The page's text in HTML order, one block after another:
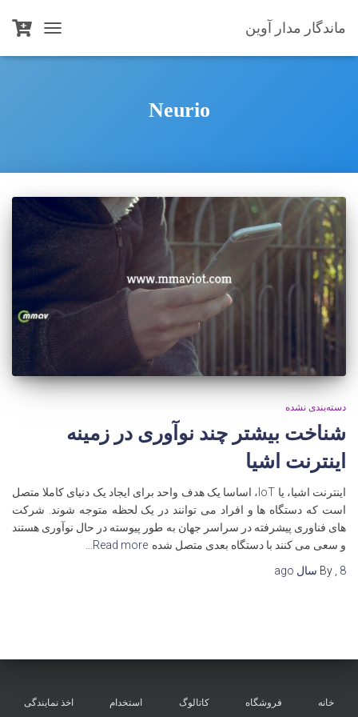
ماندگار مدار آوین
TOGGLE
NAVIGATION
Neurio
دسته‌بندی نشده
شناخت بیشتر چند نوآوری در زمینه
اینترنت اشیا
اینترنت اشیا، یا IoT، اساسا یک هدف واحد برای ایجاد یک دنیای کاملا متصل
است که دستگاه ها و افراد می توانند در یک لحظه متوجه شوند. شرکت
های فناوری پیشرفته در سراسر جهان به طور پیوسته در حال نوآوری هستند
و سعی می کنند با دستگاه بعدی متصل شده Read more…
By , 8 سال
خانه فروشگاه کاتالوگ استخدام اخذ نمایندگی